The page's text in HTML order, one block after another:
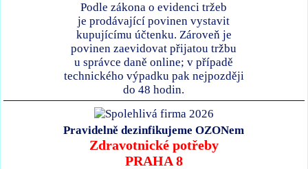
Podle zákona o evidenci tržeb
je prodávající povinen vystavit
kupujícímu účtenku. Zároveň je
povinen zaevidovat přijatou tržbu
u správce daně online; v případě
technického výpadku pak nejpozději
do 48 hodin.
Pravidelně dezinfikujeme OZONem
Zdravotnické potřeby
PRAHA 8